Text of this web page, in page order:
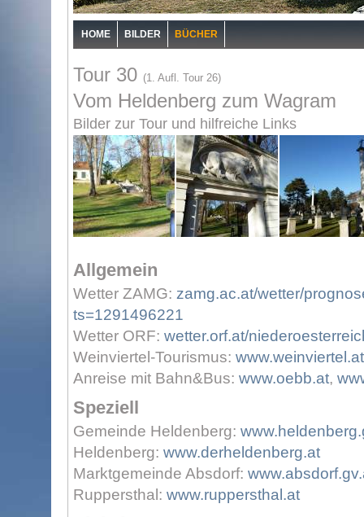
HOME BILDER BÜCHER
Tour 30 (1. Aufl. Tour 26)
Vom Heldenberg zum Wagram
Bilder zur Tour und hilfreiche Links
Allgemein
Wetter ZAMG: zamg.ac.at/wetter/
ts=1291496221
Wetter ORF: wetter.orf.at/
Weinviertel-Tourismus: www.weinviertel.at
Anreise mit Bahn&Bus: www.oebb.at,
Speziell
Gemeinde Heldenberg:
Heldenberg: www.derheldenberg.at
Marktgemeinde Absdorf:
Ruppersthal: www.ruppersthal.at